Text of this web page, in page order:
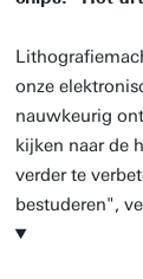
onze
nauwkeurig
kijken naar de
verder te
bestuderen",